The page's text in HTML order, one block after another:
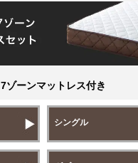
7ゾーンマットレス付き
シングル